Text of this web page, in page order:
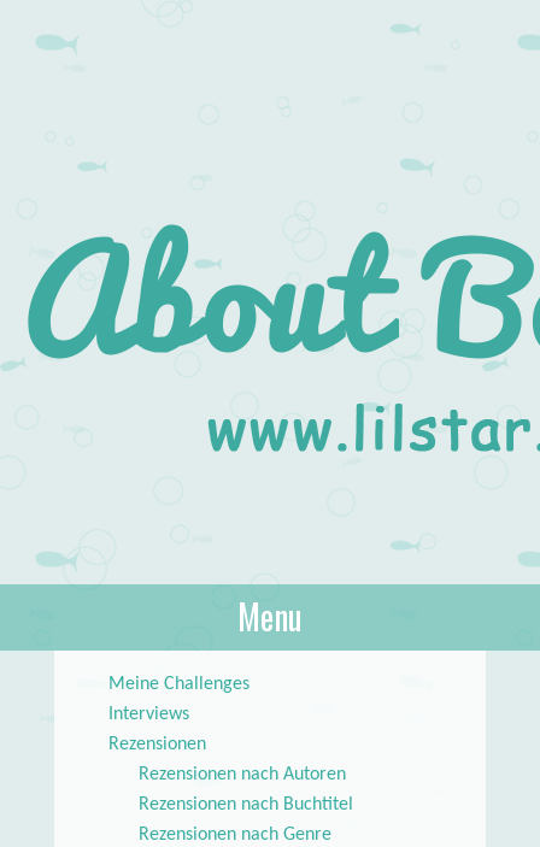
About Books
lilstar.de
Menu
Meine Challenges
Interviews
Rezensionen
Rezensionen nach Autoren
Rezensionen nach Buchtitel
Rezensionen nach Genre